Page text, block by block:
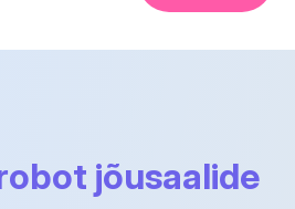
jõusaalide